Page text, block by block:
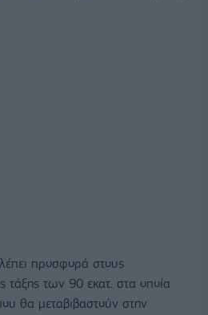
προσφορά στους
τάξης των 90 εκατ. στα οποία
θα μεταβιβαστούν στην